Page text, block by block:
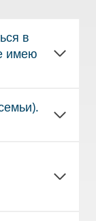
в
имею